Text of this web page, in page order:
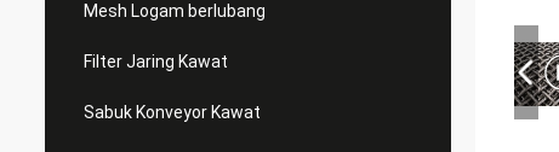
Mesh Logam berlubang
Filter Jaring Kawat
Sabuk Konveyor Kawat